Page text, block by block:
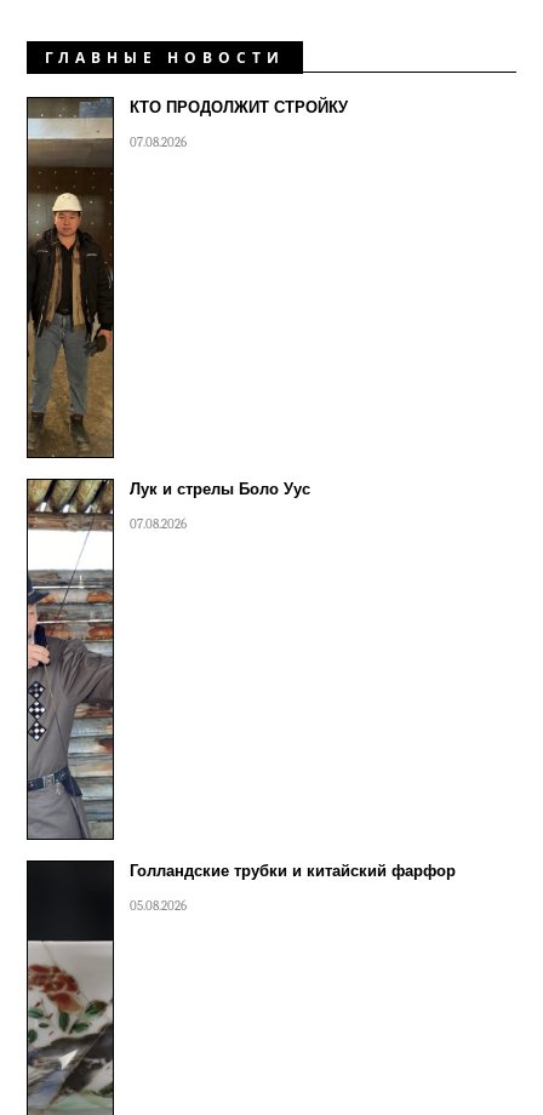
ГЛАВНЫЕ НОВОСТИ
КТО ПРОДОЛЖИТ СТРОЙКУ
07.08.2026
Лук и стрелы Боло Уус
07.08.2026
Голландские трубки и китайский фарфор
05.08.2026